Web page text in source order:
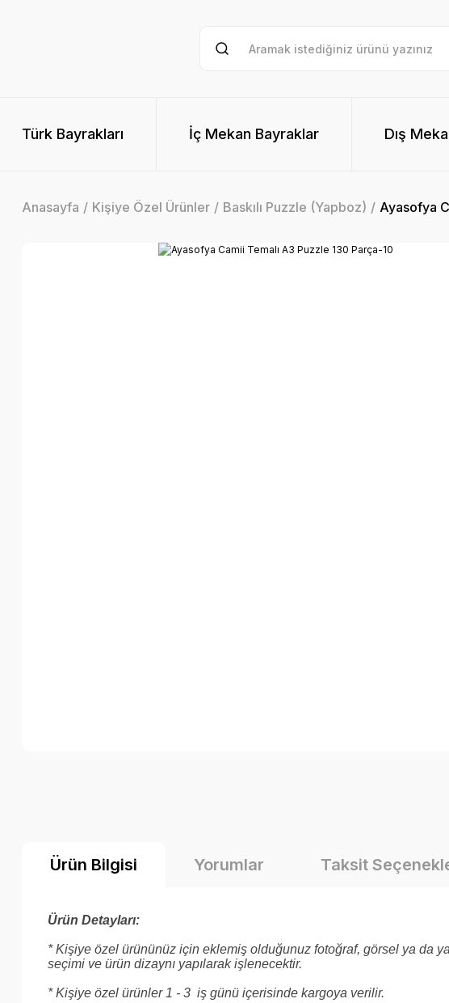
Türk Bayrakları İç Mekan Bayraklar Dış
Anasayfa Kişiye Özel Ürünler Baskılı Puzzle (Yapboz) Ayasofya
Ürün Bilgisi Yorumlar Taksit
Ürün Detayları:
* Kişiye özel ürününüz için eklemiş olduğunuz fotoğraf, görsel ya da
seçimi ve ürün dizaynı yapılarak işlenecektir.
* Kişiye özel ürünler 1 - 3 iş günü içerisinde kargoya verilir.